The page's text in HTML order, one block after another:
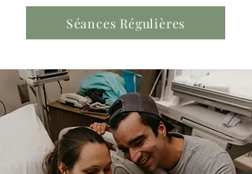
Séances Régulières